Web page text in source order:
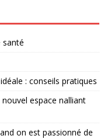
santé
: conseils pratiques
espace nalliant
on est passionné de